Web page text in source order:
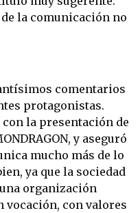
la comunicación no
comentarios
protagonistas.
la presentación de
y aseguró
mucho más de lo
ya que la sociedad
una organización
vocación, con valores